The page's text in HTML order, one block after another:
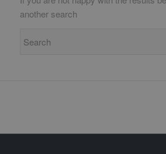
another search